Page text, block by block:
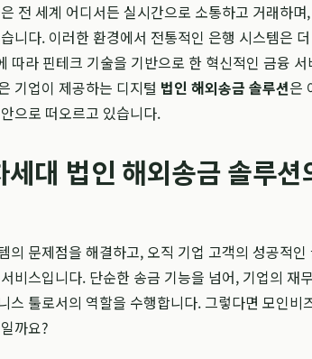
전 세계 어디서든 실시간으로 소통하고 거래하며
니다. 이러한 환경에서 전통적인 은행 시스템은
따라 핀테크 기술을 기반으로 한 혁신적인 금융 서
기업이 제공하는 디지털 법인 해외송금 솔루션은
으로 떠오르고 있습니다.
대 법인 해외송금 솔루션
의 문제점을 해결하고, 오직 기업 고객의 성공적인
비스입니다. 단순한 송금 기능을 넘어, 기업의 재
스 툴로서의 역할을 수행합니다. 그렇다면 모인비
까요?